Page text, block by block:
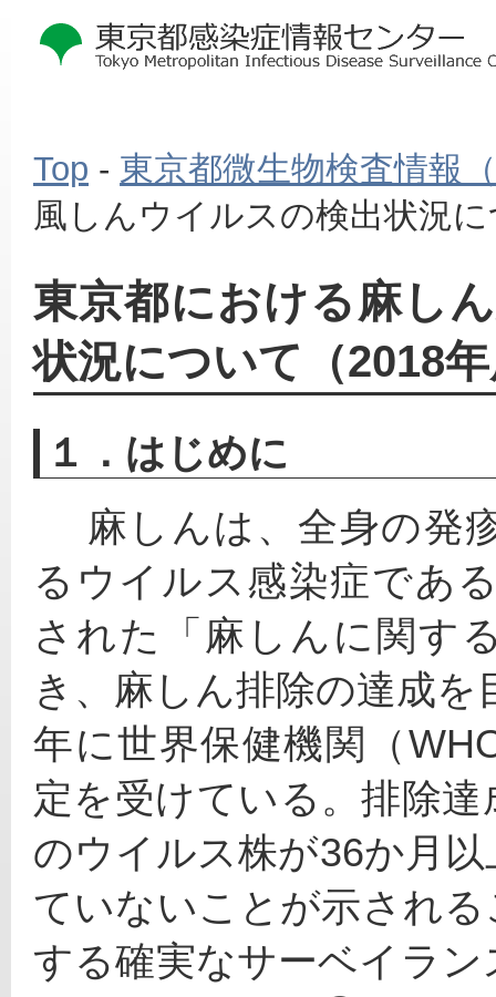
Top - 東京都微生物検査情報
風しんウイルスの検出状況
東京都における麻し
状況について（2018
１．はじめに
麻しんは、全身の発
るウイルス感染症であ
された「麻しんに関す
き、麻しん排除の達成
年に世界保健機関（
定を受けている。排除
のウイルス株が36か月
ていないことが示され
する確実なサーベイラ